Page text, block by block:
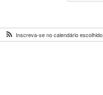
Inscreva-se no calendário escolhido